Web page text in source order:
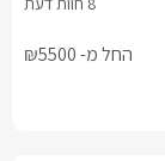
החל מ- ₪5500